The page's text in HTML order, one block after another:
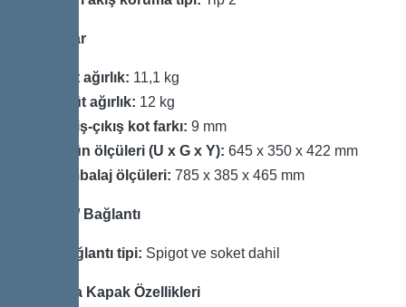
Boyutlar
Net ağırlık: 11,1 kg
Brüt ağırlık: 12 kg
Giriş-çıkış kot farkı: 9 mm
Ürün ölçüleri (U x G x Y): 645 x 350 x 422 mm
Ambalaj ölçüleri: 785 x 385 x 465 mm
Gövde / Bağlantı
Bağlantı tipi: Spigot ve soket dahil
Koruma Kapak Özellikleri